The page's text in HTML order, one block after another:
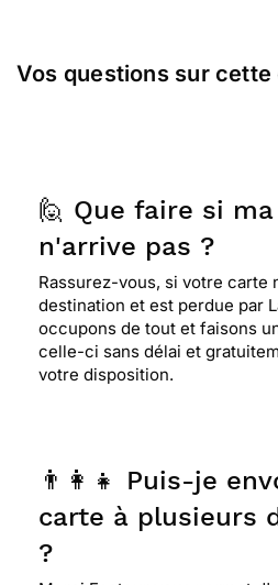
Vos questions sur cette
🙋 Que faire si
n'arrive pas ?
Rassurez-vous, si votre carte
destination et est perdue par
occupons de tout et faisons
celle-ci sans délai et
votre disposition.
👨‍👩‍👧 Puis-je
carte à plusieurs
?